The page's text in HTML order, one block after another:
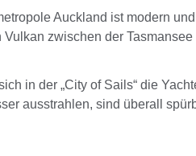
Auckland ist modern
zwischen der
in der „City of Sails“ die
ausstrahlen, sind überall